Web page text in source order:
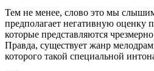
Тем не менее, слово это мы
предполагает негативную оценку
которые представляются
Правда, существует жанр
которого такой специальной